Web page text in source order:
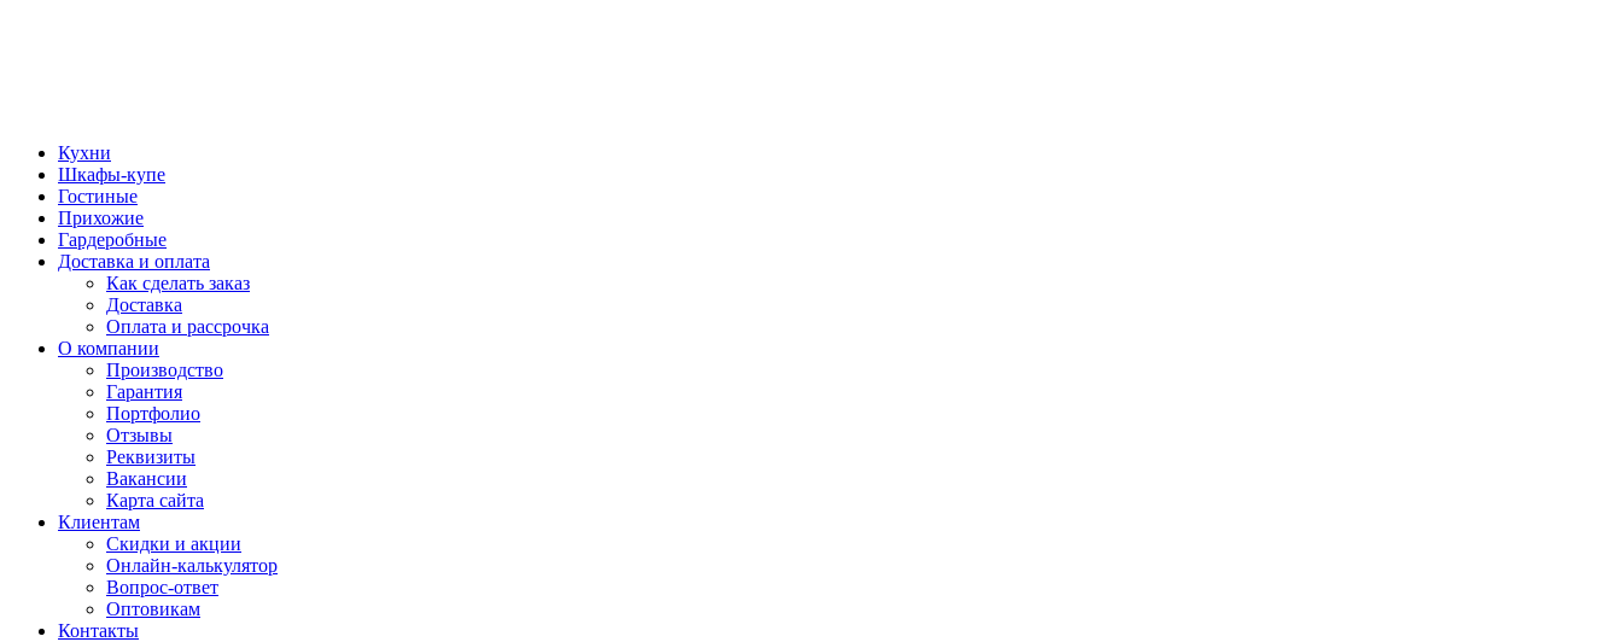
Кухни
Шкафы-купе
Гостиные
Прихожие
Гардеробные
Доставка и оплата
Как сделать заказ
Доставка
Оплата и рассрочка
О компании
Производство
Гарантия
Портфолио
Отзывы
Реквизиты
Вакансии
Карта сайта
Клиентам
Скидки и акции
Онлайн-калькулятор
Вопрос-ответ
Оптовикам
Контакты